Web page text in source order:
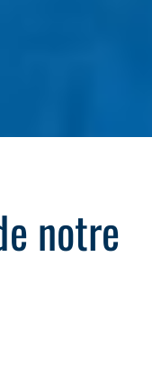
notre